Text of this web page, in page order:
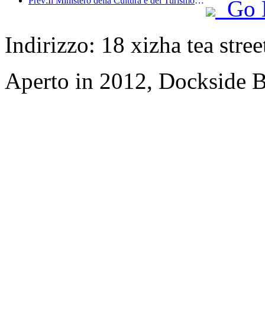
Go
Indirizzo: 18 xizha tea
Aperto in 2012, Dockside